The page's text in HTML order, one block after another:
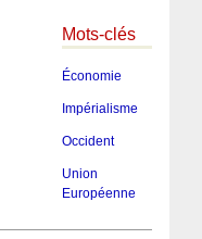
Mots-clés
Économie
Impérialisme
Occident
Union
Européenne